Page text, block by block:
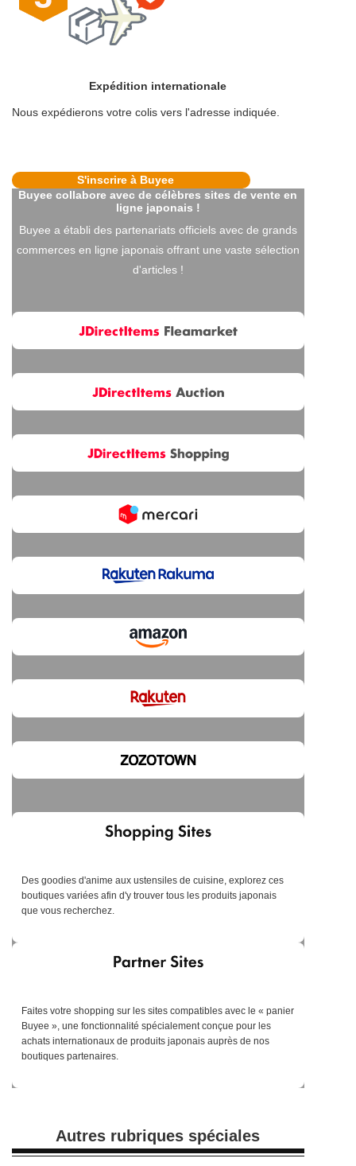
Expédition internationale
Nous expédierons votre colis vers l'adresse indiquée.
S'inscrire à Buyee
Buyee collabore avec de célèbres sites de vente en
ligne japonais !
Buyee a établi des partenariats officiels avec de grands
commerces en ligne japonais offrant une vaste sélection
d'articles !
Des goodies d'anime aux ustensiles de cuisine, explorez ces
boutiques variées afin d'y trouver tous les produits japonais
que vous recherchez.
Faites votre shopping sur les sites compatibles avec le « panier
Buyee », une fonctionnalité spécialement conçue pour les
achats internationaux de produits japonais auprès de nos
boutiques partenaires.
Autres rubriques spéciales